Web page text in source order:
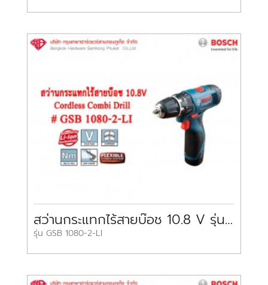
สว่านกระแทกไร้สายบ๊อช 10.8 V รุ่น GSB 1080-2-LI BOSCH Cordless Combi Drill
รุ่น GSB 1080-2-LI